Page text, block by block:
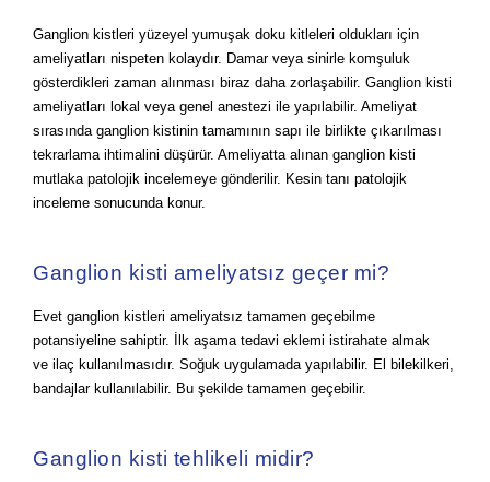
Ganglion kistleri yüzeyel yumuşak doku kitleleri oldukları için
ameliyatları nispeten kolaydır. Damar veya sinirle komşuluk
gösterdikleri zaman alınması biraz daha zorlaşabilir. Ganglion kisti
ameliyatları lokal veya genel anestezi ile yapılabilir. Ameliyat
sırasında ganglion kistinin tamamının sapı ile birlikte çıkarılması
tekrarlama ihtimalini düşürür. Ameliyatta alınan ganglion kisti
mutlaka patolojik incelemeye gönderilir. Kesin tanı patolojik
inceleme sonucunda konur.
Ganglion kisti ameliyatsız geçer mi?
Evet ganglion kistleri ameliyatsız tamamen geçebilme
potansiyeline sahiptir. İlk aşama tedavi eklemi istirahate almak
ve ilaç kullanılmasıdır. Soğuk uygulamada yapılabilir. El bilekilkeri,
bandajlar kullanılabilir. Bu şekilde tamamen geçebilir.
Ganglion kisti tehlikeli midir?